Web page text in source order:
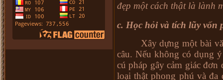
đẹp một cách thật là lành
c. Học hỏi và tích lũy vốn
Xây dựng một bài
câu. Nếu không có dụng
cú pháp gây cảm giác
loại thật phong phú và đa